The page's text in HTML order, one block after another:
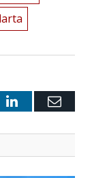
LinkedIn